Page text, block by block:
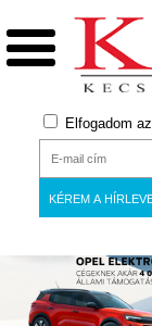
Elfogadom az